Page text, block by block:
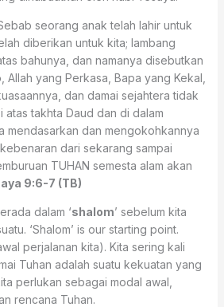
seorang anak telah lahir untuk
diberikan untuk kita; lambang
bahunya, dan namanya disebutkan
Allah yang Perkasa, Bapa yang Kekal,
dan damai sejahtera tidak
takhta Daud dan di dalam
mendasarkan dan mengokohkannya
dari sekarang sampai
TUHAN semesta alam akan
9:6-7 (TB)
dalam ‘shalom’ sebelum kita
‘Shalom’ is our starting point.
perjalanan kita). Kita sering kali
Tuhan adalah suatu kekuatan yang
perlukan sebagai modal awal,
rencana Tuhan.